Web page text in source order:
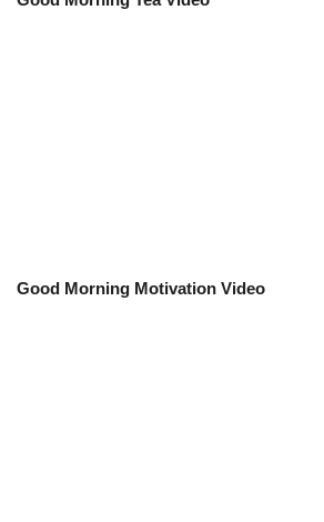
Good Morning Motivation Video